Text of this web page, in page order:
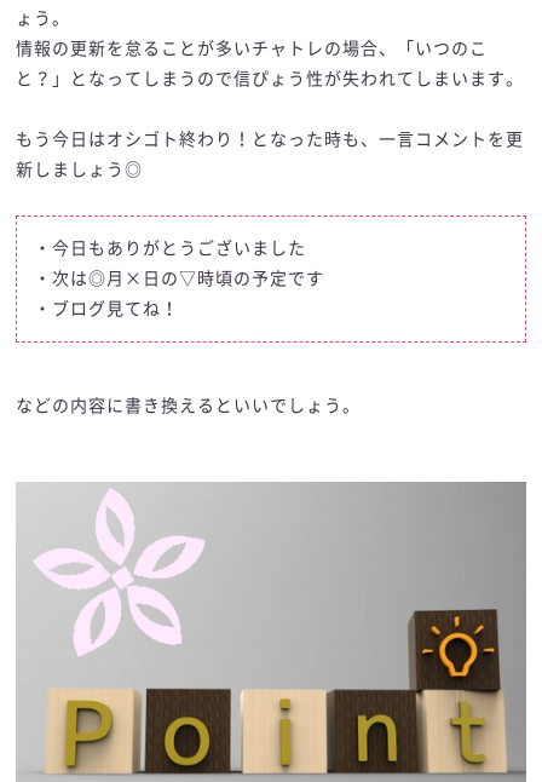
ょう。
情報の更新を怠ることが多いチャトレの場合、「いつのこ
と？」となってしまうので信ぴょう性が失われてしまいます。
もう今日はオシゴト終わり！となった時も、一言コメントを更
新しましょう◎
・今日もありがとうございました
・次は◎月×日の▽時頃の予定です
・ブログ見てね！
などの内容に書き換えるといいでしょう。